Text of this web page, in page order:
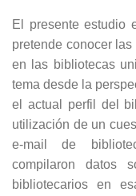
El presente estudio
pretende conocer
en las bibliotecas
tema desde la
el actual perfil del
utilización de un
e-mail de
compilaron datos
bibliotecarios en